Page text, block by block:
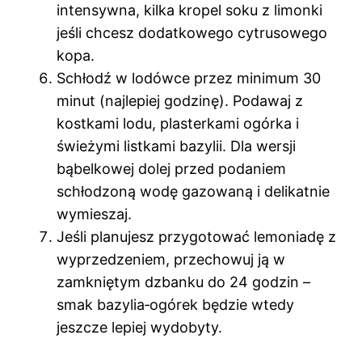
intensywna, kilka kropel soku z limonki
jeśli chcesz dodatkowego cytrusowego
kopa.
Schłodź w lodówce przez minimum 30
minut (najlepiej godzinę). Podawaj z
kostkami lodu, plasterkami ogórka i
świeżymi listkami bazylii. Dla wersji
bąbelkowej dolej przed podaniem
schłodzoną wodę gazowaną i delikatnie
wymieszaj.
Jeśli planujesz przygotować lemoniadę z
wyprzedzeniem, przechowuj ją w
zamkniętym dzbanku do 24 godzin –
smak bazylia‑ogórek będzie wtedy
jeszcze lepiej wydobyty.